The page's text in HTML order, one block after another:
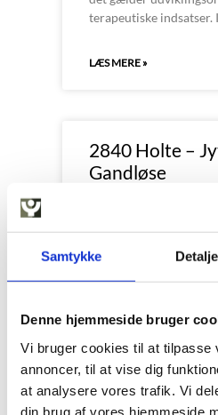
Samtykke
Denne hjemmeside bruger
Vi bruger cookies til at tilpasse
annoncer, til at vise dig
at analysere vores trafik. Vi
din brug af vores hjemmeside
terapeutiske indsatser. I
LÆS MERE »
2840 Holte –
Gandløse
Cand. Psych.,
børneneuropsykologi
Holte Midtpunkt 23, 3.